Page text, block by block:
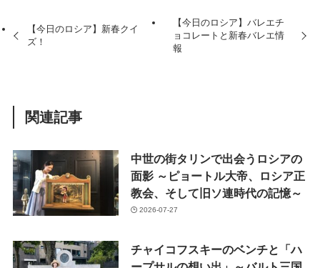
【今日のロシア】新春クイ
ズ！
【今日のロシア】バレエチ
ョコレートと新春バレエ情
報
関連記事
中世の街タリンで出会うロシアの
面影 ～ピョートル大帝、ロシア正
教会、そして旧ソ連時代の記憶～
2026-07-27
チャイコフスキーのベンチと「ハ